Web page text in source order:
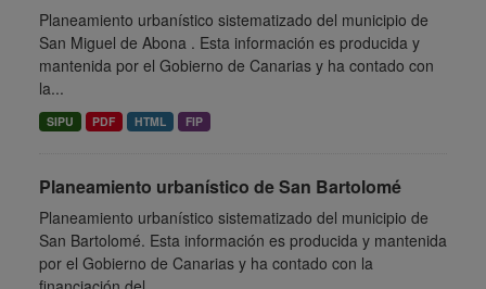
Planeamiento urbanístico sistematizado del municipio de
San Miguel de Abona . Esta información es producida y
mantenida por el Gobierno de Canarias y ha contado con
la...
SIPU PDF HTML FIP
Planeamiento urbanístico de San Bartolomé
Planeamiento urbanístico sistematizado del municipio de
San Bartolomé. Esta información es producida y mantenida
por el Gobierno de Canarias y ha contado con la